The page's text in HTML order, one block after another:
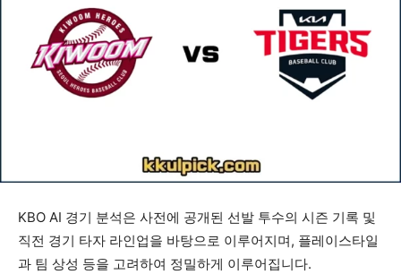
KBO AI 경기 분석은 사전에 공개된 선발 투수의 시즌 기록 및
직전 경기 타자 라인업을 바탕으로 이루어지며, 플레이스타일
과 팀 상성 등을 고려하여 정밀하게 이루어집니다.